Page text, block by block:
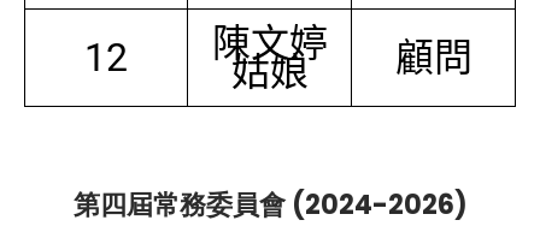
12 陳文婷
姑娘 顧問
第四屆常務委員會 (2024-2026)